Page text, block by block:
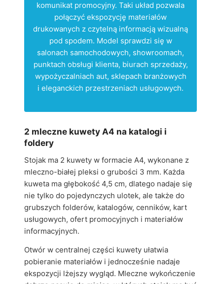
komunikat promocyjny. Taki układ pozwala
połączyć ekspozycję materiałów
drukowanych z czytelną informacją wizualną
pod spodem. Model sprawdzi się w
salonach samochodowych, showroomach,
punktach obsługi klienta, biurach sprzedaży,
wypożyczalniach aut, sklepach branżowych
i eleganckich przestrzeniach usługowych.
2 mleczne kuwety A4 na katalogi i
foldery
Stojak ma 2 kuwety w formacie A4, wykonane z
mleczno-białej pleksi o grubości 3 mm. Każda
kuweta ma głębokość 4,5 cm, dlatego nadaje się
nie tylko do pojedynczych ulotek, ale także do
grubszych folderów, katalogów, cenników, kart
usługowych, ofert promocyjnych i materiałów
informacyjnych.
Otwór w centralnej części kuwety ułatwia
pobieranie materiałów i jednocześnie nadaje
ekspozycji lżejszy wygląd. Mleczne wykończenie